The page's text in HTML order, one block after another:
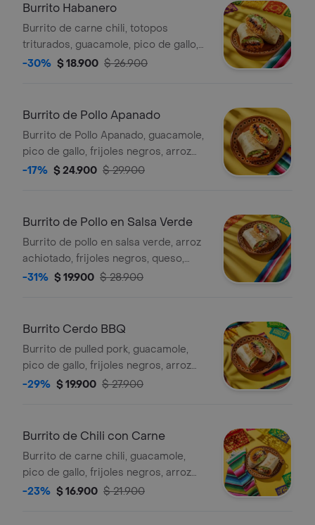
Burrito Habanero
Burrito de carne chili, totopos
triturados, guacamole, pico de gallo,
frijoles negros, arroz achiote, queso y
-30% $ 18.900 $ 26.900
Burrito de Pollo Apanado
Burrito de Pollo Apanado, guacamole,
pico de gallo, frijoles negros, arroz
achiote, lechuga y queso.
-17% $ 24.900 $ 29.900
Burrito de Pollo en Salsa Verde
Burrito de pollo en salsa verde, arroz
achiotado, frijoles negros, queso,
guacamole, pico de gallo, lechuga y
-31% $ 19.900 $ 28.900
Burrito Cerdo BBQ
Burrito de pulled pork, guacamole,
pico de gallo, frijoles negros, arroz
achiote, lechuga y queso.
-29% $ 19.900 $ 27.900
Burrito de Chili con Carne
Burrito de carne chili, guacamole,
pico de gallo, frijoles negros, arroz
achiote, lechuga, queso y salsa verde.
-23% $ 16.900 $ 21.900